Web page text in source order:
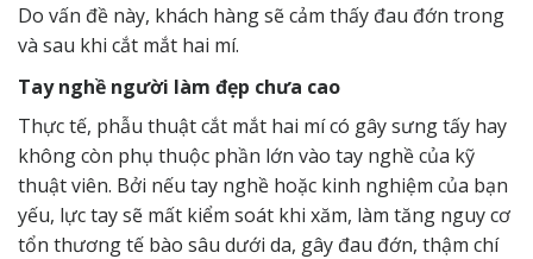
Do vấn đề này, khách hàng sẽ cảm thấy đau đớn trong
và sau khi cắt mắt hai mí.
Tay nghề người làm đẹp chưa cao
Thực tế, phẫu thuật cắt mắt hai mí có gây sưng tấy hay
không còn phụ thuộc phần lớn vào tay nghề của kỹ
thuật viên. Bởi nếu tay nghề hoặc kinh nghiệm của bạn
yếu, lực tay sẽ mất kiểm soát khi xăm, làm tăng nguy cơ
tổn thương tế bào sâu dưới da, gây đau đớn, thậm chí